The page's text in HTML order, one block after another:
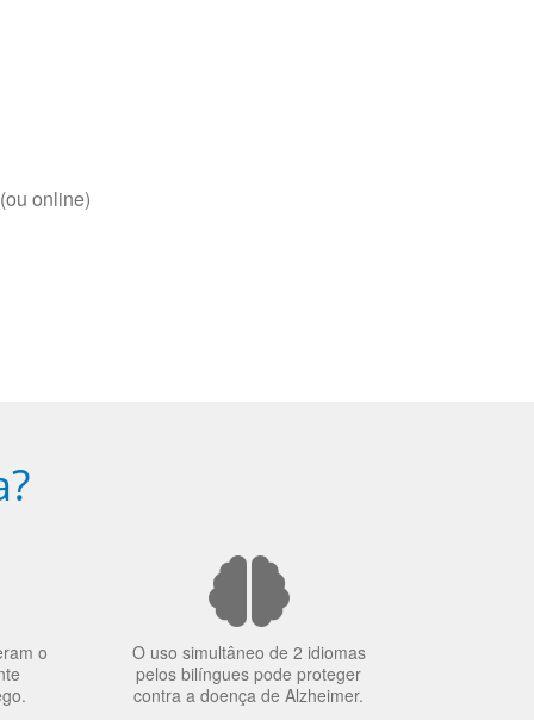
online)
o
O uso simultâneo de 2 idiomas
pelos bilíngues pode proteger
contra a doença de Alzheimer.